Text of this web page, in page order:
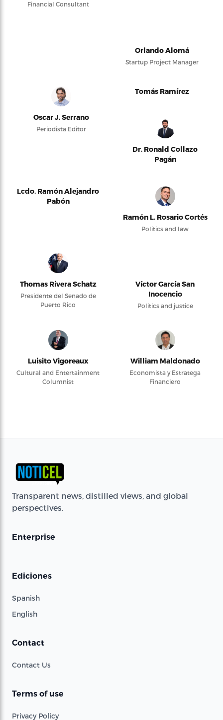
Financial Consultant
Orlando Alomá
Startup Project Manager
Oscar J. Serrano
Periodista Editor
Tomás Ramírez
Dr. Ronald Collazo
Pagán
Lcdo. Ramón Alejandro
Pabón
Ramón L. Rosario Cortés
Politics and law
Thomas Rivera Schatz
Presidente del Senado de
Puerto Rico
Víctor García San
Inocencio
Politics and justice
Luisito Vigoreaux
Cultural and Entertainment
Columnist
William Maldonado
Economista y Estratega
Financiero
Transparent news, distilled views, and global
perspectives.
Enterprise
Ediciones
Spanish
English
Contact
Contact Us
Terms of use
Privacy Policy